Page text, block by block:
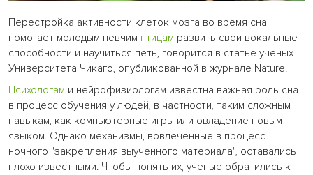
Перестройка активности клеток мозга во время сна
помогает молодым певчим птицам развить свои вокальные
способности и научиться петь, говорится в статье ученых
Университета Чикаго, опубликованной в журнале Nature.
Психологам и нейрофизиологам известна важная роль сна
в процесс обучения у людей, в частности, таким сложным
навыкам, как компьютерные игры или овладение новым
языком. Однако механизмы, вовлеченные в процесс
ночного "закрепления выученного материала", оставались
плохо известными. Чтобы понять их, ученые обратились к